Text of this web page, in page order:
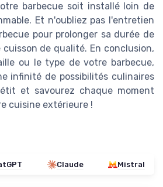
barbecue soit installé loin de
Et n'oubliez pas l'entretien
pour prolonger sa durée de
de qualité. En conclusion,
ou le type de votre barbecue,
infinité de possibilités culinaires
et savourez chaque moment
cuisine extérieure !
Claude Mistral